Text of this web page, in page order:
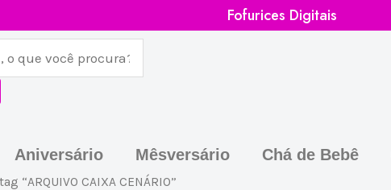
Fofurices Digitais
Aniversário Mêsversário Chá de Bebê
“ARQUIVO CAIXA CENÁRIO”